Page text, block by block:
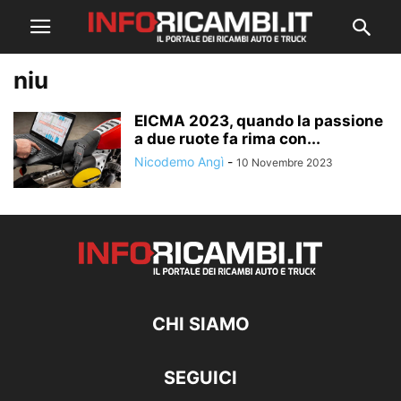
niu
EICMA 2023, quando la passione
a due ruote fa rima con...
Nicodemo Angì - 10 Novembre 2023
CHI SIAMO
SEGUICI